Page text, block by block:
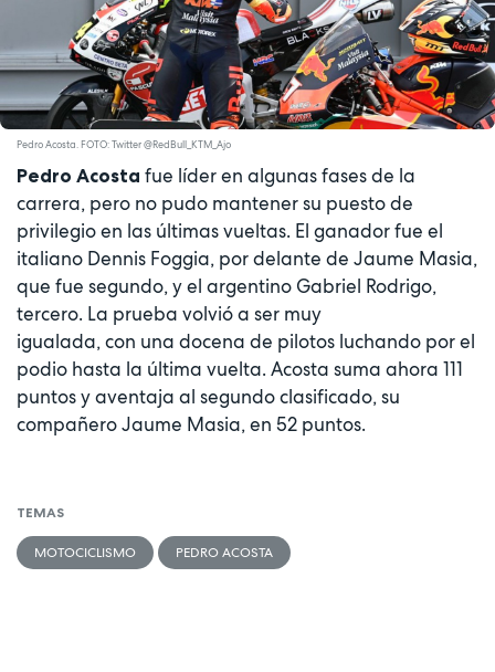
Pedro Acosta. FOTO: Twitter @RedBull_KTM_Ajo
Pedro Acosta fue líder en algunas fases de la
carrera, pero no pudo mantener su puesto de
privilegio en las últimas vueltas. El ganador fue el
italiano Dennis Foggia, por delante de Jaume Masia,
que fue segundo, y el argentino Gabriel Rodrigo,
tercero. La prueba volvió a ser muy
igualada, con una docena de pilotos luchando por el
podio hasta la última vuelta. Acosta suma ahora 111
puntos y aventaja al segundo clasificado, su
compañero Jaume Masia, en 52 puntos.
TEMAS
MOTOCICLISMO PEDRO ACOSTA